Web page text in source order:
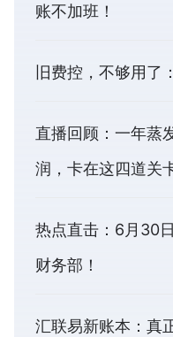
账不加班！
旧费控，不够用了
直播回顾：一年蒸
润，卡在这四道关
热点直击：6月30
财务部！
汇联易新账本：真